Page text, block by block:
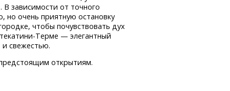
зависимости от точного
но очень приятную остановку
чтобы почувствовать дух
Терме — элегантный
и свежестью.
открытиям.